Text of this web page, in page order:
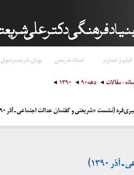
فیلم و تصاویر استاد شریعتی پوران شریعت‌رضوی
- مقالات دهه۹۰ ۱۳۹۰
(نشست «شریعتی و گفتمان عدالت اجتماعی ـ آذر ۱۳۹۰)
۱۳۹۰)